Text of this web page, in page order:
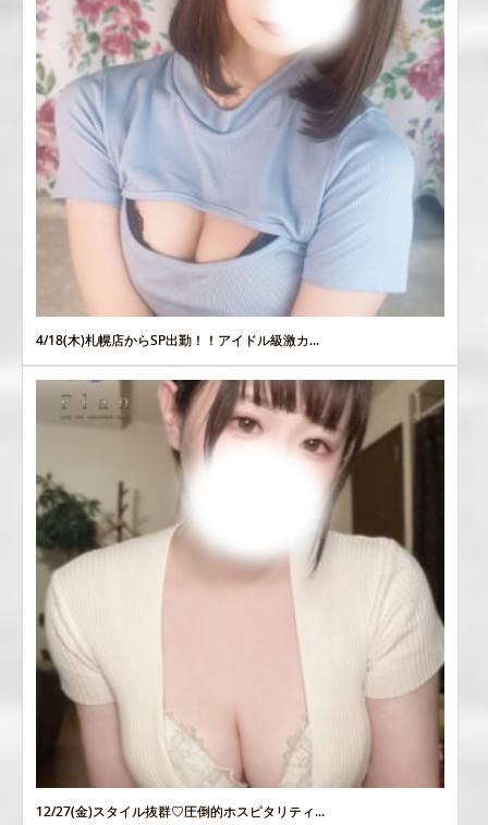
4/18(木)札幌店からSP出勤！！アイドル級激カ...
12/27(金)スタイル抜群♡圧倒的ホスピタリティ...